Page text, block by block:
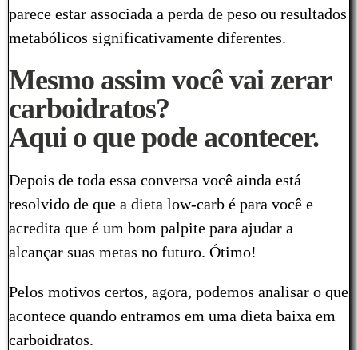
parece estar associada a perda de peso ou resultados
metabólicos significativamente diferentes.
Mesmo assim você vai zerar
carboidratos?
Aqui o que pode acontecer.
Depois de toda essa conversa você ainda está
resolvido de que a dieta low-carb é para você e
acredita que é um bom palpite para ajudar a
alcançar suas metas no futuro. Ótimo!
Pelos motivos certos, agora, podemos analisar o que
acontece quando entramos em uma dieta baixa em
carboidratos.